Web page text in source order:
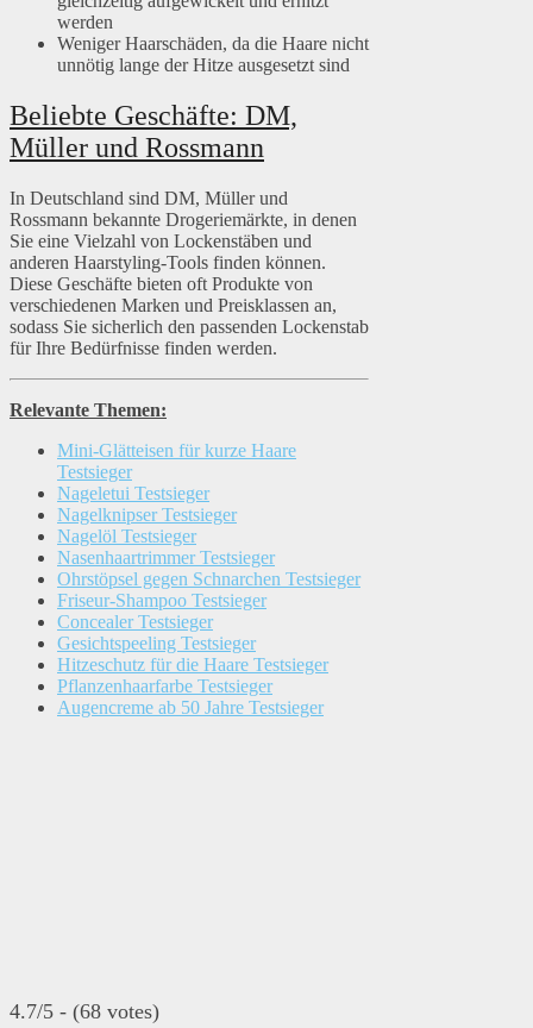
werden
Weniger Haarschäden, da die Haare nicht
unnötig lange der Hitze ausgesetzt sind
Beliebte Geschäfte: DM,
Müller und Rossmann
In Deutschland sind DM, Müller und
Rossmann bekannte Drogeriemärkte, in denen
Sie eine Vielzahl von Lockenstäben und
anderen Haarstyling-Tools finden können.
Diese Geschäfte bieten oft Produkte von
verschiedenen Marken und Preisklassen an,
sodass Sie sicherlich den passenden Lockenstab
für Ihre Bedürfnisse finden werden.
Relevante Themen:
Mini-Glätteisen für kurze Haare
Testsieger
Nageletui Testsieger
Nagelknipser Testsieger
Nagelöl Testsieger
Nasenhaartrimmer Testsieger
Ohrstöpsel gegen Schnarchen Testsieger
Friseur-Shampoo Testsieger
Concealer Testsieger
Gesichtspeeling Testsieger
Hitzeschutz für die Haare Testsieger
Pflanzenhaarfarbe Testsieger
Augencreme ab 50 Jahre Testsieger
4.7/5 - (68 votes)